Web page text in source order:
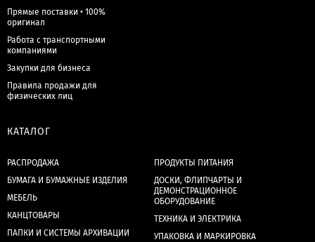
Прямые поставки • 100%
оригинал
Работа с транспортными
компаниями
Закупки для бизнеса
Правила продажи для
физических лиц
КАТАЛОГ
РАСПРОДАЖА
БУМАГА И БУМАЖНЫЕ ИЗДЕЛИЯ
МЕБЕЛЬ
КАНЦТОВАРЫ
ПАПКИ И СИСТЕМЫ АРХИВАЦИИ
ПРОДУКТЫ ПИТАНИЯ
ДОСКИ, ФЛИПЧАРТЫ И
ДЕМОНСТРАЦИОННОЕ
ОБОРУДОВАНИЕ
ТЕХНИКА И ЭЛЕКТРИКА
УПАКОВКА И МАРКИРОВКА